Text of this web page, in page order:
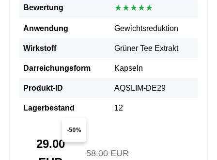
Bewertung ★★★★★
Anwendung Gewichtsreduktion
Wirkstoff Grüner Tee Extrakt
Darreichungsform Kapseln
Produkt-ID AQSLIM-DE29
Lagerbestand 12
-50%
29.00
58.00 EUR